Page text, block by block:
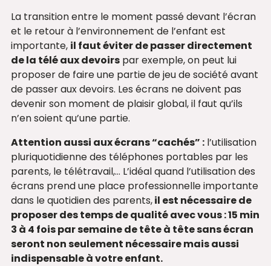
La transition entre le moment passé devant l’écran
et le retour à l’environnement de l’enfant est
importante, il faut éviter de passer directement
de la télé aux devoirs par exemple, on peut lui
proposer de faire une partie de jeu de société avant
de passer aux devoirs. Les écrans ne doivent pas
devenir son moment de plaisir global, il faut qu’ils
n’en soient qu’une partie.
Attention aussi aux écrans “cachés” : l’utilisation
pluriquotidienne des téléphones portables par les
parents, le télétravail,… L’idéal quand l’utilisation des
écrans prend une place professionnelle importante
dans le quotidien des parents,il est nécessaire de
proposer des temps de qualité avec vous : 15 min
3 à 4 fois par semaine de tête à tête sans écran
seront non seulement nécessaire mais aussi
indispensable à votre enfant.